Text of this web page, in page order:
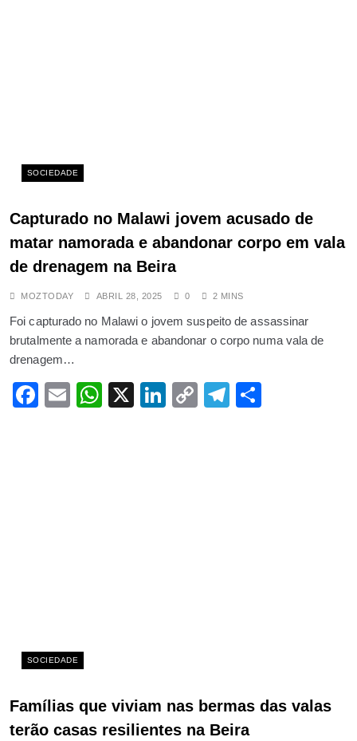
SOCIEDADE
Capturado no Malawi jovem acusado de
matar namorada e abandonar corpo em vala
de drenagem na Beira
MOZTODAY ABRIL 28, 2025 0 2 MINS
Foi capturado no Malawi o jovem suspeito de assassinar
brutalmente a namorada e abandonar o corpo numa vala de
drenagem…
Facebook
EmailWhatsApp
X LinkedIn
CopyTelegram
SOCIEDADE
Famílias que viviam nas bermas das valas
terão casas resilientes na Beira